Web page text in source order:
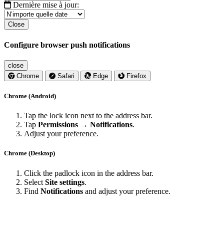
Dernière mise à jour:
Close
Configure browser push notifications
close
Chrome
Safari Edge Firefox
Chrome (Android)
Tap the lock icon next to the address bar.
Tap Permissions → Notifications.
Adjust your preference.
Chrome (Desktop)
Click the padlock icon in the address bar.
Select Site settings.
Find Notifications and adjust your preference.